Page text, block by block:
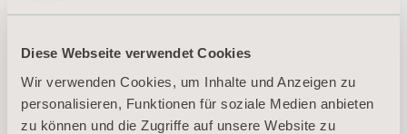
Diese Webseite verwendet Cookies
Wir verwenden Cookies, um Inhalte und Anzeigen zu
personalisieren, Funktionen für soziale Medien anbieten
zu können und die Zugriffe auf unsere Website zu